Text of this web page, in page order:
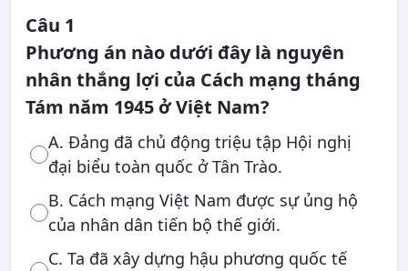
Câu 1
Phương án nào dưới đây là nguyên
nhân thắng lợi của Cách mạng tháng
Tám năm 1945 ở Việt Nam?
A. Đảng đã chủ động triệu tập Hội nghị
đại biểu toàn quốc ở Tân Trào.
B. Cách mạng Việt Nam được sự ủng hộ
của nhân dân tiến bộ thế giới.
C. Ta đã xây dựng hậu phương quốc tế